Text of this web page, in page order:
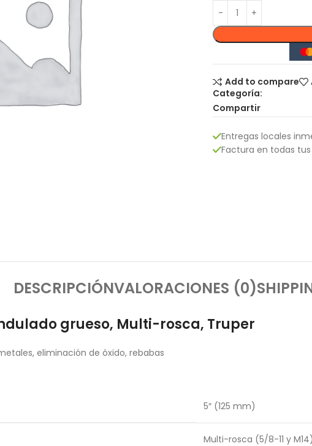
Add to compare
Categoría:
Compartir
Entregas locales
Factura en todas
DESCRIPCIÓNVALORACIONES (0)
grueso, Multi-rosca, Truper
eliminación de óxido, rebabas
5″ (125 mm)
Multi-rosca (5/8-11 y M14)